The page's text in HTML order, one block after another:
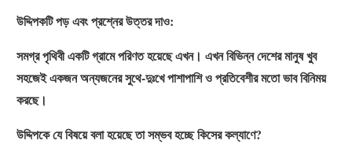
উদ্দিপকটি পড় এবং প্রশ্নের উত্তর দাও:
সমগ্র পৃথিবী একটি গ্রামে পরিণত হয়েছে এখন। এখন বিভিন্ন দেশের মানুষ খু্ব
সহজেই একজন অন্যজনের সুথে-দুঃখে পাশাপাশি ও প্রতিবেশীর মতো ভাব বিনিময়
করছে।
উদ্দিপকে যে বিষয়ে বলা হয়েছে তা সম্ভব হচ্ছে কিসের কল্যাণে?